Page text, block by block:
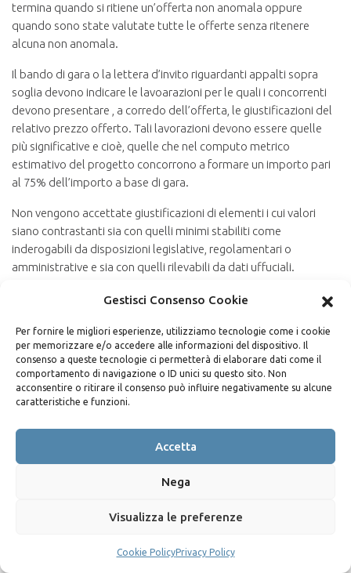
Gestisci Consenso Cookie
Per fornire le migliori esperienze, utilizziamo tecnologie come i cookie
per memorizzare e/o accedere alle informazioni del dispositivo. Il
consenso a queste tecnologie ci permetterà di elaborare dati come il
comportamento di navigazione o ID unici su questo sito. Non
acconsentire o ritirare il consenso può influire negativamente su alcune
caratteristiche e funzioni.
Accetta
Nega
Visualizza le preferenze
Cookie PolicyPrivacy Policy
termina quando si ritiene un’offerta non anomala oppure
quando sono state valutate tutte le offerte senza ritenere
alcuna non anomala.
Il bando di gara o la lettera d’invito riguardanti appalti sopra
soglia devono indicare le lavoarazioni per le quali i concorrenti
devono presentare , a corredo dell’offerta, le giustificazioni del
relativo prezzo offerto. Tali lavorazioni devono essere quelle
più significative e cioè, quelle che nel computo metrico
estimativo del progetto concorrono a formare un importo pari
al 75% dell’importo a base di gara.
Non vengono accettate giustificazioni di elementi i cui valori
siano contrastanti sia con quelli minimi stabiliti come
inderogabili da disposizioni legislative, regolamentari o
amministrative e sia con quelli rilevabili da dati uffuciali.
Possono essere prese in considerazione infatti solo giutificazioni
soluzioni tecniche adottate e alle condizioni particolarmenti
favorevoli dell’offerente.
Le giustificazioni.
delle proprie offerte , si è detto, devono riferirsi a voci di prezzo
che sommate costituiscano un importo complessivo pari al 75%
di quello totale dell’appalto.
L’art.30.4 della direttiva 93/37/CEE stabilisce infatti che
l’amministrazione appaltante richiede solo “le precisazioni che